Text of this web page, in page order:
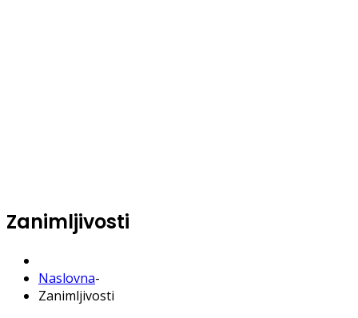
Zanimljivosti
Naslovna-
Zanimljivosti